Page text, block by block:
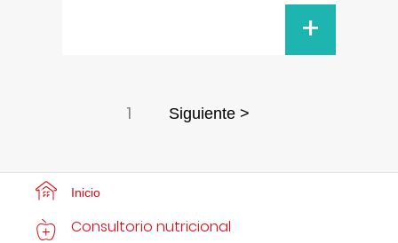
+
1 Siguiente >
Inicio
Consultorio nutricional